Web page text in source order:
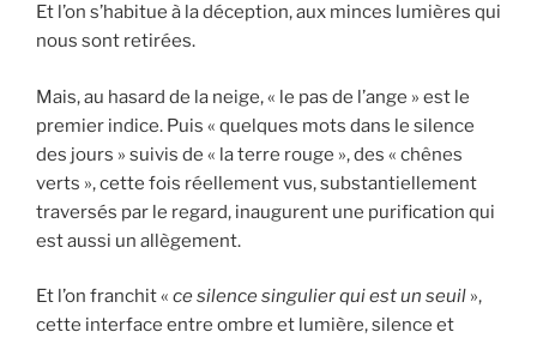
Et l’on s’habitue à la déception, aux minces lumières qui
nous sont retirées.
Mais, au hasard de la neige, « le pas de l’ange » est le
premier indice. Puis « quelques mots dans le silence
des jours » suivis de « la terre rouge », des « chênes
verts », cette fois réellement vus, substantiellement
traversés par le regard, inaugurent une purification qui
est aussi un allègement.
Et l’on franchit « ce silence singulier qui est un seuil »,
cette interface entre ombre et lumière, silence et